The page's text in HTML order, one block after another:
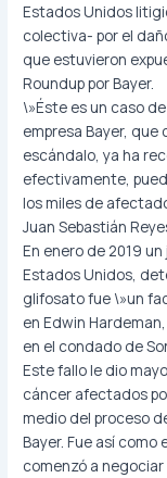
Estados Unidos
colectiva- por el
que estuvieron
Roundup por Bayer.
\»Éste es un caso
empresa Bayer,
escándalo, ya ha
efectivamente,
los miles de
Juan Sebastián
En enero de 2019
Estados Unidos,
glifosato fue \»un
en Edwin
en el condado de
Este fallo le dio
cáncer afectados
medio del proceso
Bayer. Fue así
comenzó a